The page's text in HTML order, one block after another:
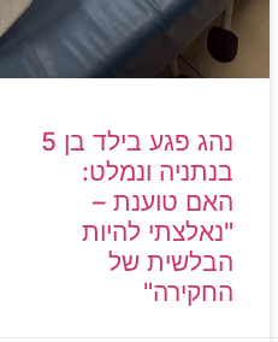
נהג פגע בילד בן 5
בנתניה ונמלט:
האם טוענת –
"נאלצתי להיות
הבלשית של
החקירה"